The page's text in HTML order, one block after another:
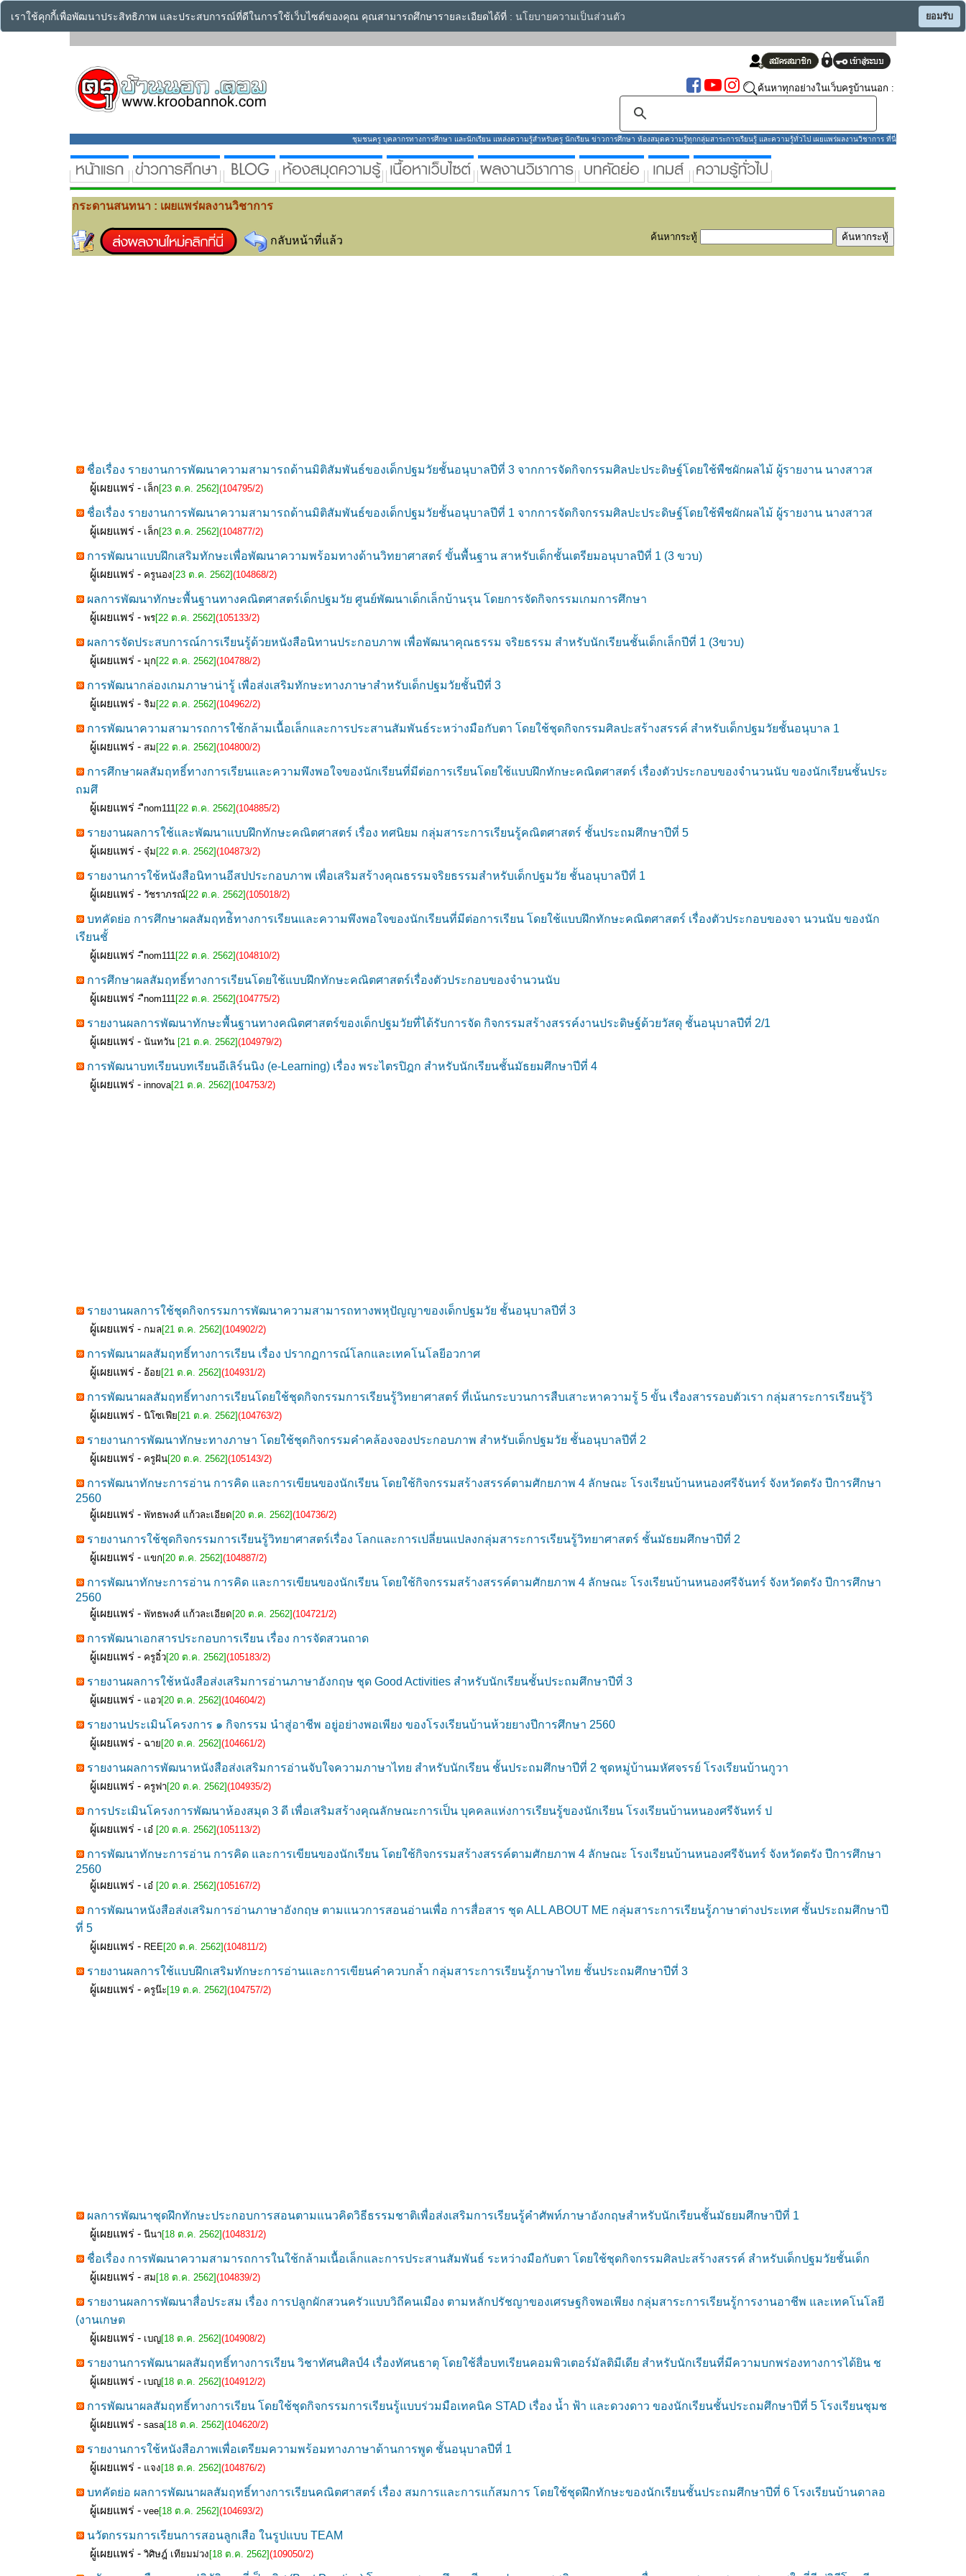
เราใช้คุกกี้เพื่อพัฒนาประสิทธิภาพ และประสบการณ์ที่ดีในการใช้เว็บไซต์ของคุณ คุณสามารถศึกษารายละเอียดได้ที่ : นโยบายความเป็นส่วนตัว ยอมรับ
ค้นหาทุกอย่างในเว็บครูบ้านนอก :
ชุมชนครู บุคลากรทางการศึกษา และนักเรียน แหล่งความรู้สำหรับครู นักเรียน ข่าวการศึกษา ห้องสมุดความรู้ทุกกลุ่มสาระการเรียนรู้ และความรู้ทั่วไป เผยแพร่ผลงานวิชาการ ที่นี่
กระดานสนทนา : เผยแพร่ผลงานวิชาการ
กลับหน้าที่แล้ว ค้นหากระทู้
ชื่อเรื่อง รายงานการพัฒนาความสามารถด้านมิติสัมพันธ์ของเด็กปฐมวัยชั้นอนุบาลปีที่ 3 จากการจัดกิจกรรมศิลปะประดิษฐ์โดยใช้พืชผักผลไม้ ผู้รายงาน นางสาวส
ผู้เผยแพร่ - เล็ก [23 ต.ค. 2562](104795/2)
ชื่อเรื่อง รายงานการพัฒนาความสามารถด้านมิติสัมพันธ์ของเด็กปฐมวัยชั้นอนุบาลปีที่ 1 จากการจัดกิจกรรมศิลปะประดิษฐ์โดยใช้พืชผักผลไม้ ผู้รายงาน นางสาวส
ผู้เผยแพร่ - เล็ก [23 ต.ค. 2562](104877/2)
การพัฒนาแบบฝึกเสริมทักษะเพื่อพัฒนาความพร้อมทางด้านวิทยาศาสตร์ ขั้นพื้นฐาน สาหรับเด็กชั้นเตรียมอนุบาลปีที่ 1 (3 ขวบ)
ผู้เผยแพร่ - ครูนอง [23 ต.ค. 2562](104868/2)
ผลการพัฒนาทักษะพื้นฐานทางคณิตศาสตร์เด็กปฐมวัย ศูนย์พัฒนาเด็กเล็กบ้านรุน โดยการจัดกิจกรรมเกมการศึกษา
ผู้เผยแพร่ - พร[22 ต.ค. 2562](105133/2)
ผลการจัดประสบการณ์การเรียนรู้ด้วยหนังสือนิทานประกอบภาพ เพื่อพัฒนาคุณธรรม จริยธรรม สำหรับนักเรียนชั้นเด็กเล็กปีที่ 1 (3ขวบ)
ผู้เผยแพร่ - มุก [22 ต.ค. 2562](104788/2)
การพัฒนากล่องเกมภาษาน่ารู้ เพื่อส่งเสริมทักษะทางภาษาสำหรับเด็กปฐมวัยชั้นปีที่ 3
ผู้เผยแพร่ - จิม [22 ต.ค. 2562](104962/2)
การพัฒนาความสามารถการใช้กล้ามเนื้อเล็กและการประสานสัมพันธ์ระหว่างมือกับตา โดยใช้ชุดกิจกรรมศิลปะสร้างสรรค์ สำหรับเด็กปฐมวัยชั้นอนุบาล 1
ผู้เผยแพร่ - สม [22 ต.ค. 2562](104800/2)
การศึกษาผลสัมฤทธิ์ทางการเรียนและความพึงพอใจของนักเรียนที่มีต่อการเรียนโดยใช้แบบฝึกทักษะคณิตศาสตร์ เรื่องตัวประกอบของจำนวนนับ ของนักเรียนชั้นประ
ถมศึ
ผู้เผยแพร่ -ืnom111[22 ต.ค. 2562](104885/2)
รายงานผลการใช้และพัฒนาแบบฝึกทักษะคณิตศาสตร์ เรื่อง ทศนิยม กลุ่มสาระการเรียนรู้คณิตศาสตร์ ชั้นประถมศึกษาปีที่ 5
ผู้เผยแพร่ - จุ๋ม [22 ต.ค. 2562](104873/2)
รายงานการใช้หนังสือนิทานอีสปประกอบภาพ เพื่อเสริมสร้างคุณธรรมจริยธรรมสำหรับเด็กปฐมวัย ชั้นอนุบาลปีที่ 1
ผู้เผยแพร่ - วัชราภรณ์[22 ต.ค. 2562](105018/2)
บทคัดย่อ การศึกษาผลสัมฤทธ์ิทางการเรียนและความพึงพอใจของนักเรียนที่มีต่อการเรียน โดยใช้แบบฝึกทักษะคณิตศาสตร์ เรื่องตัวประกอบของจา นวนนับ ของนัก
เรียนชั้
ผู้เผยแพร่ -ืnom111[22 ต.ค. 2562](104810/2)
การศึกษาผลสัมฤทธิ์ทางการเรียนโดยใช้แบบฝึกทักษะคณิตศาสตร์เรื่องตัวประกอบของจำนวนนับ
ผู้เผยแพร่ -ืnom111[22 ต.ค. 2562](104775/2)
รายงานผลการพัฒนาทักษะพื้นฐานทางคณิตศาสตร์ของเด็กปฐมวัยที่ได้รับการจัด กิจกรรมสร้างสรรค์งานประดิษฐ์ด้วยวัสดุ ชั้นอนุบาลปีที่ 2/1
ผู้เผยแพร่ - นันทวัน [21 ต.ค. 2562](104979/2)
การพัฒนาบทเรียนบทเรียนอีเลิร์นนิง (e-Learning) เรื่อง พระไตรปิฎก สำหรับนักเรียนชั้นมัธยมศึกษาปีที่ 4
ผู้เผยแพร่ - innova[21 ต.ค. 2562](104753/2)
รายงานผลการใช้ชุดกิจกรรมการพัฒนาความสามารถทางพหุปัญญาของเด็กปฐมวัย ชั้นอนุบาลปีที่ 3
ผู้เผยแพร่ - กมล [21 ต.ค. 2562](104902/2)
การพัฒนาผลสัมฤทธิ์ทางการเรียน เรื่อง ปรากฏการณ์โลกและเทคโนโลยีอวกาศ
ผู้เผยแพร่ - อ้อย [21 ต.ค. 2562](104931/2)
การพัฒนาผลสัมฤทธิ์ทางการเรียนโดยใช้ชุดกิจกรรมการเรียนรู้วิทยาศาสตร์ ที่เน้นกระบวนการสืบเสาะหาความรู้ 5 ขั้น เรื่องสารรอบตัวเรา กลุ่มสาระการเรียนรู้วิ
ผู้เผยแพร่ - นิโซเฟีย [21 ต.ค. 2562](104763/2)
รายงานการพัฒนาทักษะทางภาษา โดยใช้ชุดกิจกรรมคำคล้องจองประกอบภาพ สำหรับเด็กปฐมวัย ชั้นอนุบาลปีที่ 2
ผู้เผยแพร่ - ครูฝัน[20 ต.ค. 2562](105143/2)
การพัฒนาทักษะการอ่าน การคิด และการเขียนของนักเรียน โดยใช้กิจกรรมสร้างสรรค์ตามศักยภาพ 4 ลักษณะ โรงเรียนบ้านหนองศรีจันทร์ จังหวัดตรัง ปีการศึกษา
2560
ผู้เผยแพร่ - พัทธพงศ์ แก้วละเอียด [20 ต.ค. 2562](104736/2)
รายงานการใช้ชุดกิจกรรมการเรียนรู้วิทยาศาสตร์เรื่อง โลกและการเปลี่ยนแปลงกลุ่มสาระการเรียนรู้วิทยาศาสตร์ ชั้นมัธยมศึกษาปีที่ 2
ผู้เผยแพร่ - แขก [20 ต.ค. 2562](104887/2)
การพัฒนาทักษะการอ่าน การคิด และการเขียนของนักเรียน โดยใช้กิจกรรมสร้างสรรค์ตามศักยภาพ 4 ลักษณะ โรงเรียนบ้านหนองศรีจันทร์ จังหวัดตรัง ปีการศึกษา
2560
ผู้เผยแพร่ - พัทธพงศ์ แก้วละเอียด [20 ต.ค. 2562](104721/2)
การพัฒนาเอกสารประกอบการเรียน เรื่อง การจัดสวนถาด
ผู้เผยแพร่ - ครูอิ๋ว[20 ต.ค. 2562](105183/2)
รายงานผลการใช้หนังสือส่งเสริมการอ่านภาษาอังกฤษ ชุด Good Activities สำหรับนักเรียนชั้นประถมศึกษาปีที่ 3
ผู้เผยแพร่ - แอว[20 ต.ค. 2562](104604/2)
รายงานประเมินโครงการ ๑ กิจกรรม นำสู่อาชีพ อยู่อย่างพอเพียง ของโรงเรียนบ้านห้วยยางปีการศึกษา 2560
ผู้เผยแพร่ - ฉาย [20 ต.ค. 2562](104661/2)
รายงานผลการพัฒนาหนังสือส่งเสริมการอ่านจับใจความภาษาไทย สำหรับนักเรียน ชั้นประถมศึกษาปีที่ 2 ชุดหมู่บ้านมหัศจรรย์ โรงเรียนบ้านกูวา
ผู้เผยแพร่ - ครูฟา[20 ต.ค. 2562](104935/2)
การประเมินโครงการพัฒนาห้องสมุด 3 ดี เพื่อเสริมสร้างคุณลักษณะการเป็น บุคคลแห่งการเรียนรู้ของนักเรียน โรงเรียนบ้านหนองศรีจันทร์ ป
ผู้เผยแพร่ - เอ๋ [20 ต.ค. 2562](105113/2)
การพัฒนาทักษะการอ่าน การคิด และการเขียนของนักเรียน โดยใช้กิจกรรมสร้างสรรค์ตามศักยภาพ 4 ลักษณะ โรงเรียนบ้านหนองศรีจันทร์ จังหวัดตรัง ปีการศึกษา
2560
ผู้เผยแพร่ - เอ๋ [20 ต.ค. 2562](105167/2)
การพัฒนาหนังสือส่งเสริมการอ่านภาษาอังกฤษ ตามแนวการสอนอ่านเพื่อ การสื่อสาร ชุด ALL ABOUT ME กลุ่มสาระการเรียนรู้ภาษาต่างประเทศ ชั้นประถมศึกษาปี
ที่ 5
ผู้เผยแพร่ - REE[20 ต.ค. 2562](104811/2)
รายงานผลการใช้แบบฝึกเสริมทักษะการอ่านและการเขียนคำควบกล้ำ กลุ่มสาระการเรียนรู้ภาษาไทย ชั้นประถมศึกษาปีที่ 3
ผู้เผยแพร่ - ครูน๊ะ [19 ต.ค. 2562](104757/2)
ผลการพัฒนาชุดฝึกทักษะประกอบการสอนตามแนวคิดวิธีธรรมชาติเพื่อส่งเสริมการเรียนรู้คำศัพท์ภาษาอังกฤษสำหรับนักเรียนชั้นมัธยมศึกษาปีที่ 1
ผู้เผยแพร่ - นีนา[18 ต.ค. 2562](104831/2)
ชื่อเรื่อง การพัฒนาความสามารถการในใช้กล้ามเนื้อเล็กและการประสานสัมพันธ์ ระหว่างมือกับตา โดยใช้ชุดกิจกรรมศิลปะสร้างสรรค์ สำหรับเด็กปฐมวัยชั้นเด็ก
ผู้เผยแพร่ - สม [18 ต.ค. 2562](104839/2)
รายงานผลการพัฒนาสื่อประสม เรื่อง การปลูกผักสวนครัวแบบวิถีคนเมือง ตามหลักปรัชญาของเศรษฐกิจพอเพียง กลุ่มสาระการเรียนรู้การงานอาชีพ และเทคโนโลยี
(งานเกษต
ผู้เผยแพร่ - เบญ[18 ต.ค. 2562](104908/2)
รายงานการพัฒนาผลสัมฤทธิ์ทางการเรียน วิชาทัศนศิลป์4 เรื่องทัศนธาตุ โดยใช้สื่อบทเรียนคอมพิวเตอร์มัลติมีเดีย สำหรับนักเรียนที่มีความบกพร่องทางการได้ยิน ช
ผู้เผยแพร่ - เบญ[18 ต.ค. 2562](104912/2)
การพัฒนาผลสัมฤทธิ์ทางการเรียน โดยใช้ชุดกิจกรรมการเรียนรู้แบบร่วมมือเทคนิค STAD เรื่อง น้ำ ฟ้า และดวงดาว ของนักเรียนชั้นประถมศึกษาปีที่ 5 โรงเรียนชุมช
ผู้เผยแพร่ - sasa[18 ต.ค. 2562](104620/2)
รายงานการใช้หนังสือภาพเพื่อเตรียมความพร้อมทางภาษาด้านการพูด ชั้นอนุบาลปีที่ 1
ผู้เผยแพร่ - แจง [18 ต.ค. 2562](104876/2)
บทคัดย่อ ผลการพัฒนาผลสัมฤทธิ์ทางการเรียนคณิตศาสตร์ เรื่อง สมการและการแก้สมการ โดยใช้ชุดฝึกทักษะของนักเรียนชั้นประถมศึกษาปีที่ 6 โรงเรียนบ้านดาลอ
ผู้เผยแพร่ - vee[18 ต.ค. 2562](104693/2)
นวัตกรรมการเรียนการสอนลูกเสือ ในรูปแบบ TEAM
ผู้เผยแพร่ - วิศิษฎ์ เทียมม่วง [18 ต.ค. 2562](109050/2)